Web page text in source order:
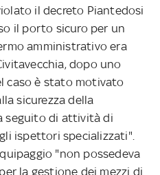
il decreto Piantedosi
il porto sicuro per un
amministrativo era
dopo uno
caso è stato motivato
sicurezza della
seguito di attività di
ispettori specializzati".
"non possedeva
la gestione dei mezzi di